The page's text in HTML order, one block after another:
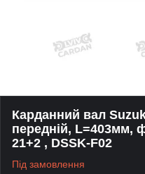
Карданний вал
передній, L=403мм,
21+2 , DSSK-F02
Під замовлення